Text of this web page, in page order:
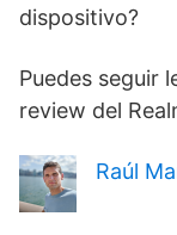
dispositivo?
Puedes seguir
review del
Raúl